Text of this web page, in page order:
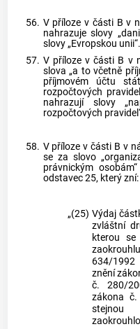
56. V příloze v části B v
nahrazuje slovy
slovy „Evropskou unii“.
57. V příloze v části B v
slova „a to včetně
příjmovém účtu
rozpočtových
nahrazují slovy
rozpočtových
58. V příloze v části B v
se za slovo
právnickým
odstavec 25, který zní:
„(25) Výdaj
zvláštní
kterou
634/
znění
č. 280/
zákona